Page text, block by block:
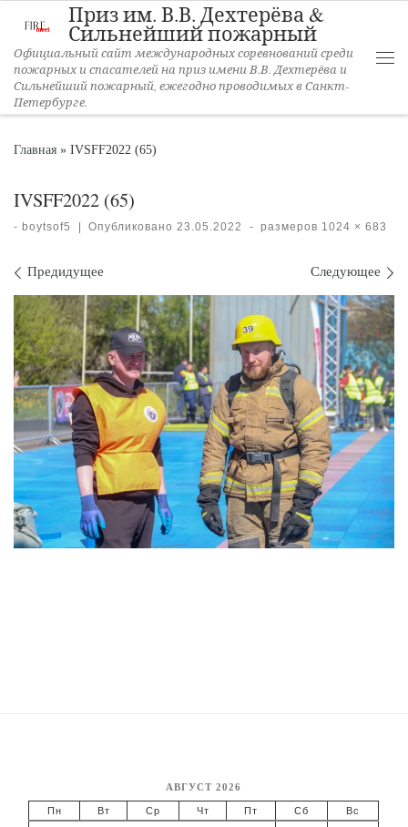
Перейти к содержимому
Приз им. В.В. Дехтерёва &
Сильнейший пожарный
Официальный сайт международных соревнований среди
пожарных и спасателей на приз имени В.В. Дехтерёва и
Сильнейший пожарный, ежегодно проводимых в Санкт-
Петербурге.
Главная » IVSFF2022 (65)
IVSFF2022 (65)
- boytsof5 Опубликовано23.05.2022 - размеров 1024 × 683
Навигация по изображениям
Предидущее Следующее
АВГУСТ 2026
Пн Вт Ср Чт Пт Сб Вс